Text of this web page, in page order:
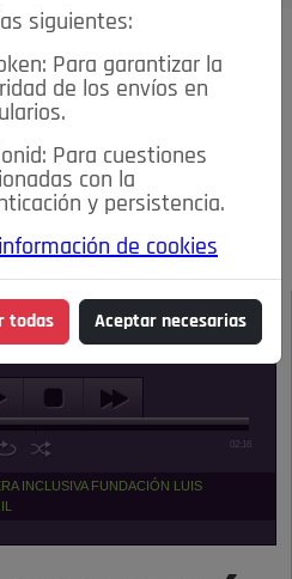
Ciencia&Tecnología
Estilo de Vida
IN
Pozuelo de Alarcón
🔴 En Directo
noticia:
02:16
INCLUSIVA FUNDACIÓN LUIS
siguientes:
Para garantizar la
de los envíos en
Para cuestiones
con la
y persistencia.
de cookies
todas Aceptar necesarias